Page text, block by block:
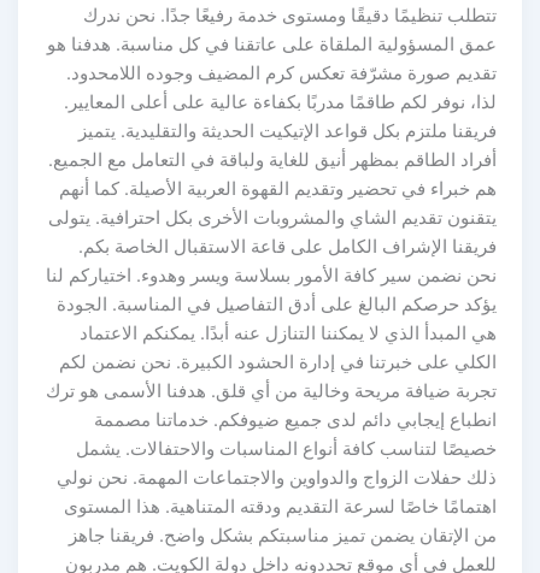
تتطلب تنظيمًا دقيقًا ومستوى خدمة رفيعًا جدًا. نحن ندرك
عمق المسؤولية الملقاة على عاتقنا في كل مناسبة. هدفنا هو
تقديم صورة مشرّفة تعكس كرم المضيف وجوده اللامحدود.
لذا، نوفر لكم طاقمًا مدربًا بكفاءة عالية على أعلى المعايير.
فريقنا ملتزم بكل قواعد الإتيكيت الحديثة والتقليدية. يتميز
أفراد الطاقم بمظهر أنيق للغاية ولباقة في التعامل مع الجميع.
هم خبراء في تحضير وتقديم القهوة العربية الأصيلة. كما أنهم
يتقنون تقديم الشاي والمشروبات الأخرى بكل احترافية. يتولى
فريقنا الإشراف الكامل على قاعة الاستقبال الخاصة بكم.
نحن نضمن سير كافة الأمور بسلاسة ويسر وهدوء. اختياركم لنا
يؤكد حرصكم البالغ على أدق التفاصيل في المناسبة. الجودة
هي المبدأ الذي لا يمكننا التنازل عنه أبدًا. يمكنكم الاعتماد
الكلي على خبرتنا في إدارة الحشود الكبيرة. نحن نضمن لكم
تجربة ضيافة مريحة وخالية من أي قلق. هدفنا الأسمى هو ترك
انطباع إيجابي دائم لدى جميع ضيوفكم. خدماتنا مصممة
خصيصًا لتناسب كافة أنواع المناسبات والاحتفالات. يشمل
ذلك حفلات الزواج والدواوين والاجتماعات المهمة. نحن نولي
اهتمامًا خاصًا لسرعة التقديم ودقته المتناهية. هذا المستوى
من الإتقان يضمن تميز مناسبتكم بشكل واضح. فريقنا جاهز
للعمل في أي موقع تحددونه داخل دولة الكويت. هم مدربون